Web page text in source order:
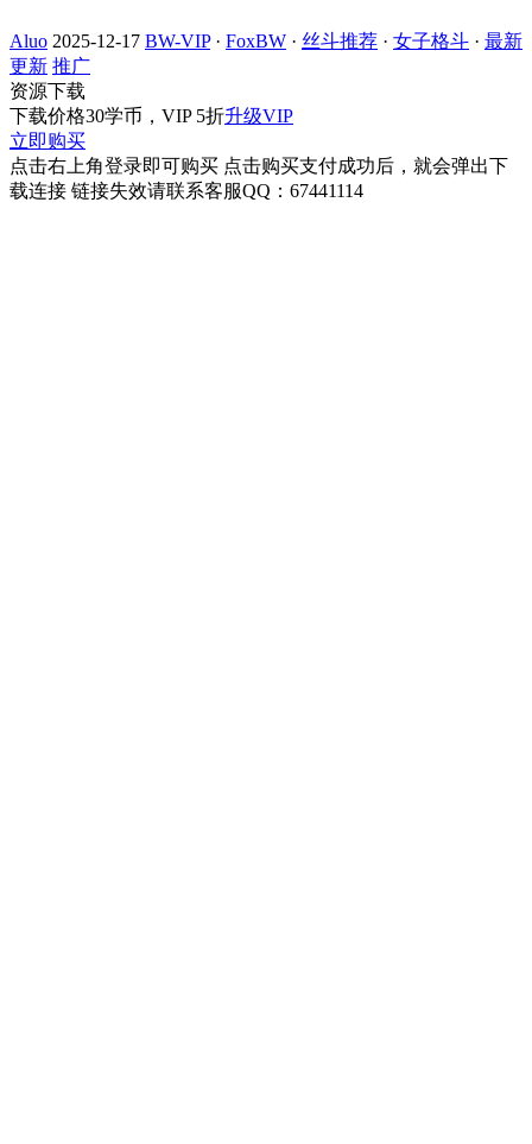
Aluo 2025-12-17 BW-VIP· FoxBW · 丝斗推荐 · 女子格斗 · 最新
更新 推广
资源下载
下载价格30学币，VIP 5折升级VIP
立即购买
点击右上角登录即可购买 点击购买支付成功后，就会弹出下
载连接 链接失效请联系客服QQ：67441114